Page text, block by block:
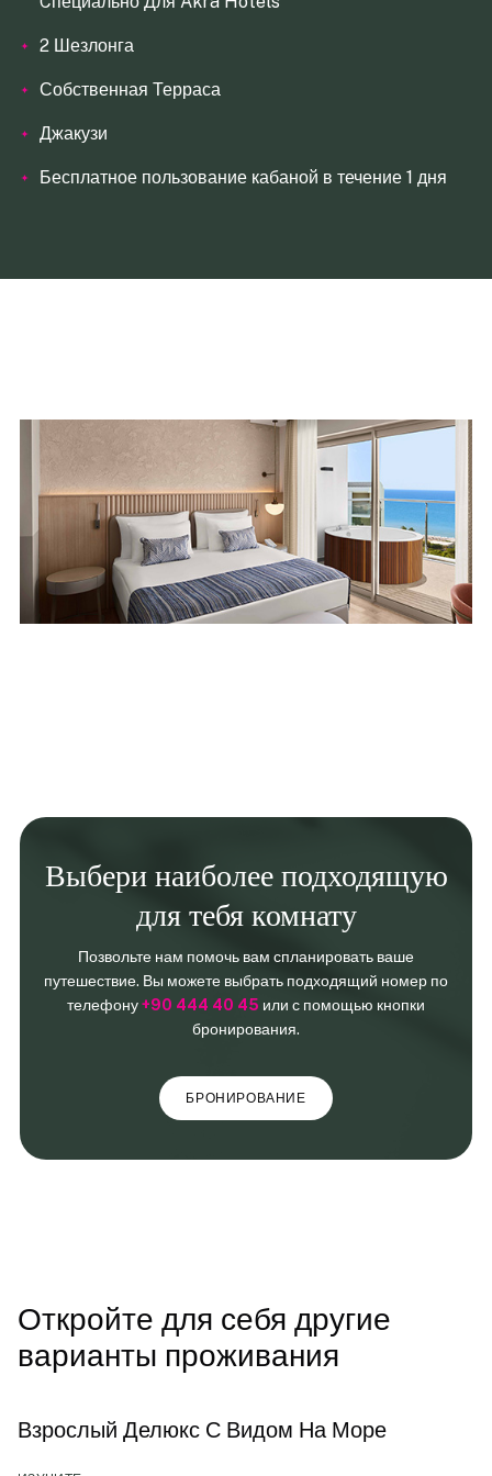
2 Шезлонга
Собственная Терраса
Джакузи
Бесплатное пользование кабаной в течение 1 дня
Выбери наиболее подходящую
для тебя комнату
Позвольте нам помочь вам спланировать ваше
путешествие. Вы можете выбрать подходящий номер по
телефону+90 444 40 45 или с помощью кнопки
бронирования.
БРОНИРОВАНИЕ
Откройте для себя другие
варианты проживания
Взрослый Делюкс С Видом На Море